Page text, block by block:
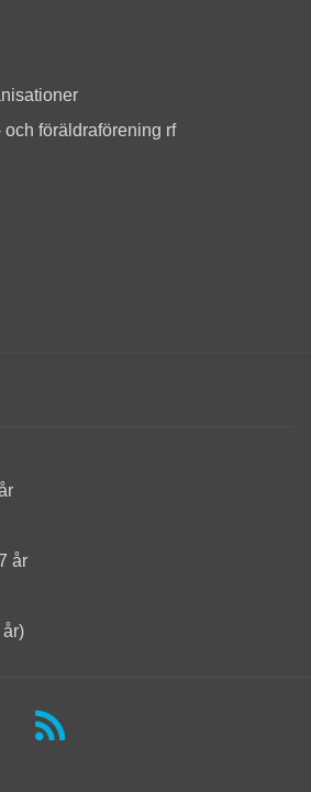
föräldraförening rf
år